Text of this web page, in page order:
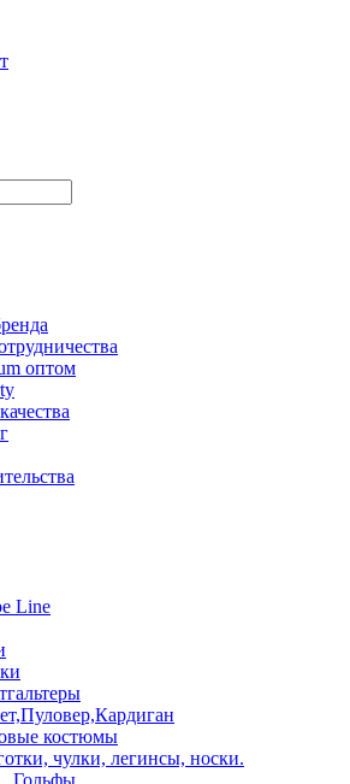
оптом
Line
костюмы
чулки, легинсы, носки.
Гольфы